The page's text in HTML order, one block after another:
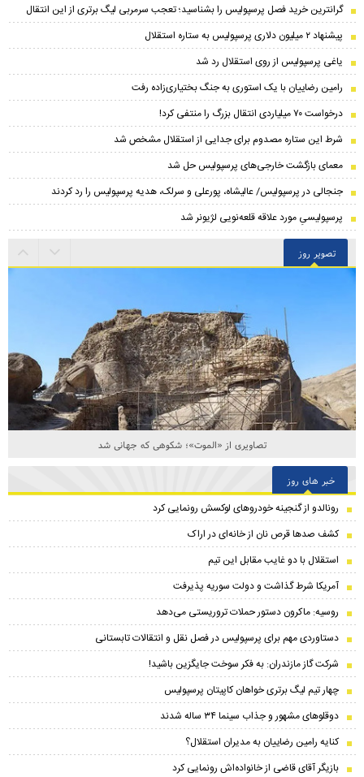
گرانترین خرید فصل پرسپولیس را بشناسید؛ تعجب سرمربی لیگ برتری از این انتقال
پیشنهاد ۲ میلیون دلاری پرسپولیس به ستاره استقلال
یاغی پرسپولیس از روی استقلال رد شد
رامین رضاییان با یک استوری به جنگ بختیاری‌زاده رفت
درخواست ۷۰ میلیاردی انتقال بزرگ را منتفی کرد!
شرط این ستاره مصدوم برای جدایی از استقلال مشخص شد
معمای بازگشت خارجی‌های پرسپولیس حل شد
جنجالی در پرسپولیس/ عالیشاه، پورعلی و سرلک، هدیه پرسپولیس را رد کردند
پرسپولیسیِ مورد علاقه قلعه‌نویی لژیونر شد
تصویر روز
تصاویری از «الموت»؛ شکوهی که جهانی شد
خبر های روز
رونالدو از گنجینه خودروهای لوکسش رونمایی کرد
کشف صدها قرص نان از خانه‌ای در اراک
استقلال با دو غایب مقابل این تیم
آمریکا شرط گذاشت و دولت سوریه پذیرفت
روسیه: ماکرون دستور حملات تروریستی می‌دهد
دستاوردی مهم برای پرسپولیس در فصل نقل و انتقالات تابستانی
شرکت گاز مازندران: به فکر سوخت جایگزین باشید!
چهار تیم لیگ برتری خواهان کاپیتان پرسپولیس
دوقلوهای مشهور و جذاب سینما ۳۴ ساله شدند
کنایه رامین رضاییان به مدیران استقلال؟
بازیگر آقای قاضی از خانواده‌اش رونمایی کرد